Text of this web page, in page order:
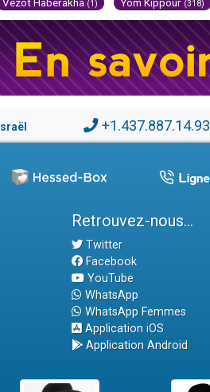
(1) (318)
Israël +1.437.887.14.93
Retrouvez-nous...
Twitter
Facebook
YouTube
WhatsApp
WhatsApp Femmes
Application iOS
Application Android